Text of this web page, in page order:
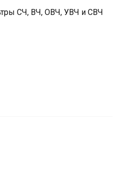
СЧ, ВЧ, ОВЧ, УВЧ и СВЧ